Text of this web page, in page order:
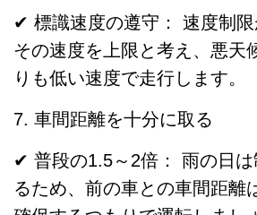
✔ 標識速度の遵守： 速度制限
その速度を上限と考え、悪天
りも低い速度で走行します。
7. 車間距離を十分に取る
✔ 普段の1.5～2倍： 雨の日
るため、前の車との車間距離